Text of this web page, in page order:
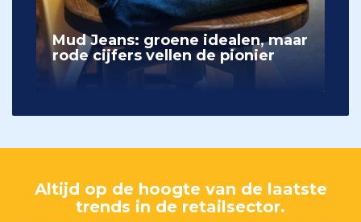
Mud Jeans: groene idealen, maar
rode cijfers vellen de pionier
Altijd op de hoogte van de laatste
trends in de retailsector.